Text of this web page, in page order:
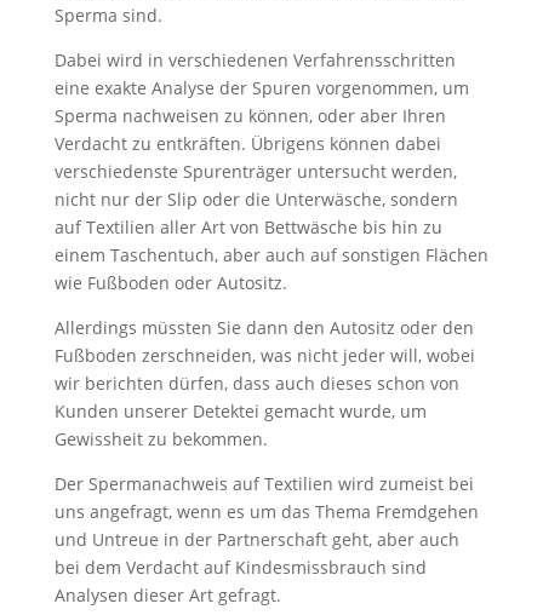
Sperma sind.
Dabei wird in verschiedenen Verfahrensschritten
eine exakte Analyse der Spuren vorgenommen, um
Sperma nachweisen zu können, oder aber Ihren
Verdacht zu entkräften. Übrigens können dabei
verschiedenste Spurenträger untersucht werden,
nicht nur der Slip oder die Unterwäsche, sondern
auf Textilien aller Art von Bettwäsche bis hin zu
einem Taschentuch, aber auch auf sonstigen Flächen
wie Fußboden oder Autositz.
Allerdings müssten Sie dann den Autositz oder den
Fußboden zerschneiden, was nicht jeder will, wobei
wir berichten dürfen, dass auch dieses schon von
Kunden unserer Detektei gemacht wurde, um
Gewissheit zu bekommen.
Der Spermanachweis auf Textilien wird zumeist bei
uns angefragt, wenn es um das Thema Fremdgehen
und Untreue in der Partnerschaft geht, aber auch
bei dem Verdacht auf Kindesmissbrauch sind
Analysen dieser Art gefragt.